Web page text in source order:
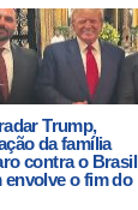
Trump,
da família
contra o Brasil
envolve o fim do